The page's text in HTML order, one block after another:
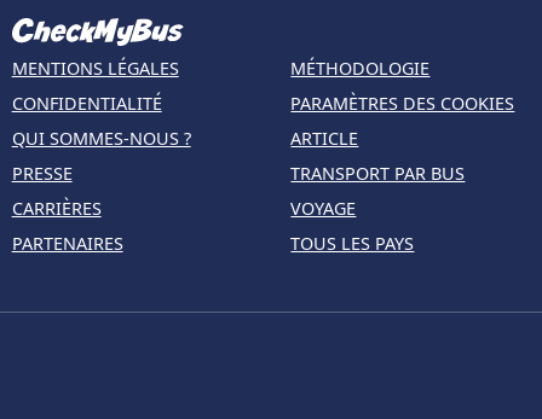
MENTIONS LÉGALES
CONFIDENTIALITÉ
QUI SOMMES-NOUS ?
PRESSE
CARRIÈRES
PARTENAIRES
MÉTHODOLOGIE
PARAMÈTRES DES COOKIES
ARTICLE
TRANSPORT PAR BUS
VOYAGE
TOUS LES PAYS